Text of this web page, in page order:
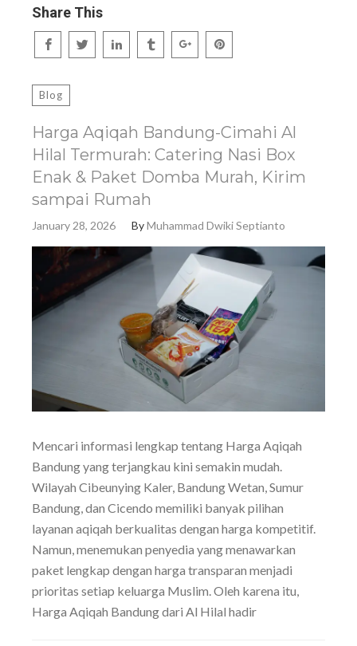
Share This
Blog
Harga Aqiqah Bandung-Cimahi Al
Hilal Termurah: Catering Nasi Box
Enak & Paket Domba Murah, Kirim
sampai Rumah
January 28, 2026 ByMuhammad Dwiki Septianto
Mencari informasi lengkap tentang Harga Aqiqah
Bandung yang terjangkau kini semakin mudah.
Wilayah Cibeunying Kaler, Bandung Wetan, Sumur
Bandung, dan Cicendo memiliki banyak pilihan
layanan aqiqah berkualitas dengan harga kompetitif.
Namun, menemukan penyedia yang menawarkan
paket lengkap dengan harga transparan menjadi
prioritas setiap keluarga Muslim. Oleh karena itu,
Harga Aqiqah Bandung dari Al Hilal hadir